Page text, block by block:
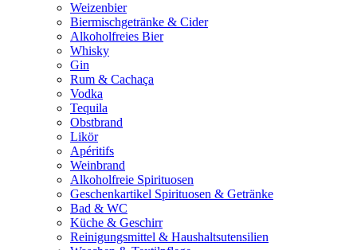
Weizenbier
Biermischgetränke & Cider
Alkoholfreies Bier
Whisky
Gin
Rum & Cachaça
Vodka
Tequila
Obstbrand
Likör
Apéritifs
Weinbrand
Alkoholfreie Spirituosen
Geschenkartikel Spirituosen & Getränke
Bad & WC
Küche & Geschirr
Reinigungsmittel & Haushaltsutensilien